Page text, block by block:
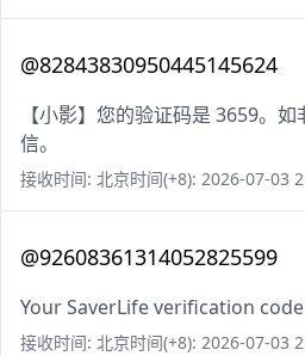
@82843830950445145624
【小影】您的验证码是 3659。
信。
接收时间: 北京时间(+8): 2026-07-03
@92608361314052825599
Your SaverLife verification
接收时间: 北京时间(+8): 2026-07-03